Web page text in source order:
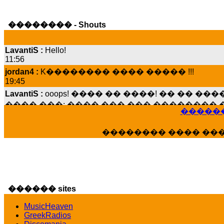
�������� - Shouts
11:56
jordan4 :
19:45
LavantiS :
���� ���; ���� ��� ��� ��������
15:07
���� ����� ��������
LavantiS :����� ���� ������� ���
veronica :
E���� 2012 ��� ����� ���
������� ��������� ���� ������
16:39
veronica :[URL] ���� ���;
�������� ����
������ sites
MusicHeaven
GreekRadios